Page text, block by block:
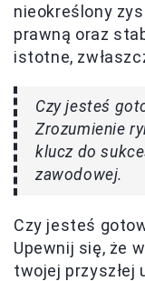
nieokreślony
prawną oraz
istotne,
Czy jesteś
Zrozumienie
klucz do
zawodowej.
Czy jesteś
Upewnij się, że
twojej przyszłej